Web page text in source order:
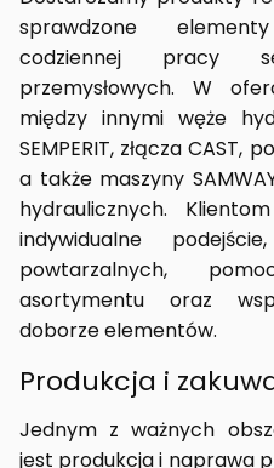
sprawdzone
codziennej pracy
przemysłowych. W
między innymi węże
SEMPERIT, złącza CAST,
a także maszyny
hydraulicznych.
indywidualne
powtarzalnych,
asortymentu oraz
doborze elementów.
Produkcja i
Jednym z ważnych
jest produkcja i naprawa